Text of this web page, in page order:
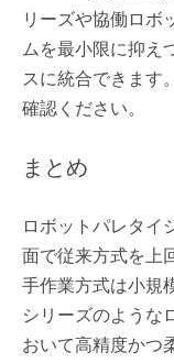
リーズや協働ロボ
ムを最小限に抑え
スに統合できます
確認ください。
まとめ
ロボットパレタイ
面で従来方式を上
手作業方式は小規
シリーズのような
おいて高精度かつ